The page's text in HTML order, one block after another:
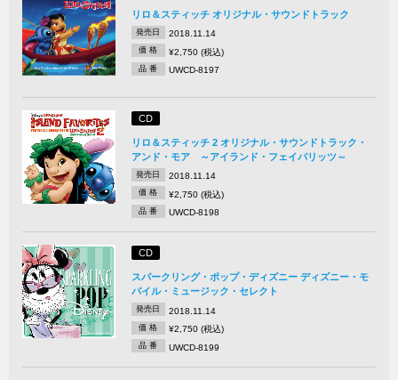
リロ＆スティッチ オリジナル・サウンドトラック
発売日 2018.11.14
価 格 ¥2,750 (税込)
品 番 UWCD-8197
CD
リロ＆スティッチ 2 オリジナル・サウンドトラック・
アンド・モア ～アイランド・フェイバリッツ～
発売日 2018.11.14
価 格 ¥2,750 (税込)
品 番 UWCD-8198
CD
スパークリング・ポップ・ディズニー ディズニー・モ
バイル・ミュージック・セレクト
発売日 2018.11.14
価 格 ¥2,750 (税込)
品 番 UWCD-8199